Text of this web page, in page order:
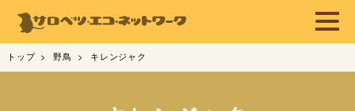
トップ 野鳥 キレンジャク